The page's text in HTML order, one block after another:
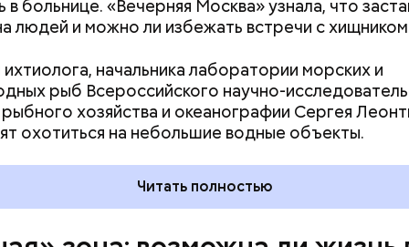
в больнице. «Вечерняя Москва» узнала, что
людей и можно ли избежать встречи с
начальника лаборатории морских и
рыб Всероссийского научно-
хозяйства и океанографии Сергея
охотиться на небольшие водные объекты.
Читать полностью
по одичавшим местам, где начинается самая
— в зависимости от того, какие события
нобелевские лауреаты и специалисты по
из экспертного совета «Бюллетеня ученых-
решение о переводе стрелки. Например, в
на полминуты вперед послужили как